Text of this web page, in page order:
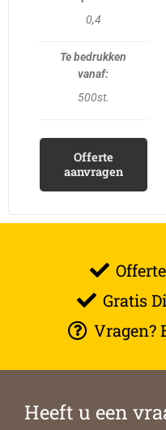
0,4
500st.
Offerte
aanvragen
Gratis
Vragen?
Heeft u een